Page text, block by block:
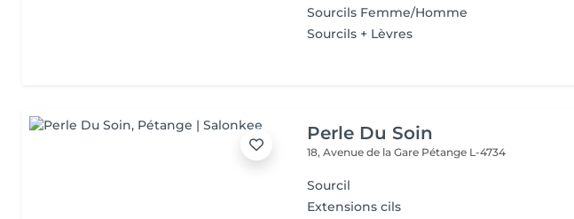
Sourcils Femme/Homme
Sourcils + Lèvres
Perle Du Soin
18, Avenue de la Gare Pétange L-4734
Sourcil
Extensions cils